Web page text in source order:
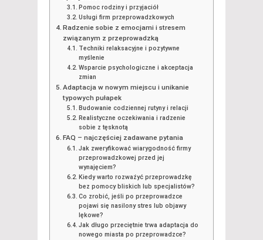
Pomoc rodziny i przyjaciół
Usługi firm przeprowadzkowych
Radzenie sobie z emocjami i stresem
związanym z przeprowadzką
Techniki relaksacyjne i pozytywne
myślenie
Wsparcie psychologiczne i akceptacja
zmian
Adaptacja w nowym miejscu i unikanie
typowych pułapek
Budowanie codziennej rutyny i relacji
Realistyczne oczekiwania i radzenie
sobie z tęsknotą
FAQ – najczęściej zadawane pytania
Jak zweryfikować wiarygodność firmy
przeprowadzkowej przed jej
wynajęciem?
Kiedy warto rozważyć przeprowadzkę
bez pomocy bliskich lub specjalistów?
Co zrobić, jeśli po przeprowadzce
pojawi się nasilony stres lub objawy
lękowe?
Jak długo przeciętnie trwa adaptacja do
nowego miasta po przeprowadzce?